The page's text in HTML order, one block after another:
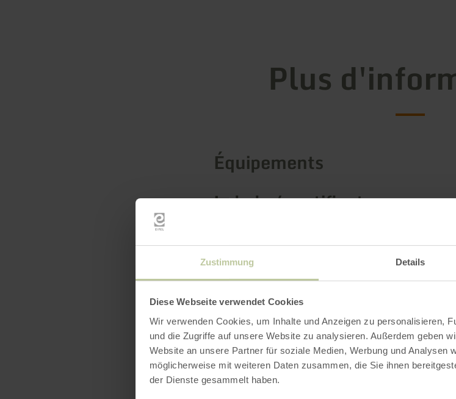
Zustimmung Details
Diese Webseite verwendet Cookies
Wir verwenden Cookies, um Inhalte und Anzeigen zu personalisieren,
und die Zugriffe auf unsere Website zu analysieren. Außerdem geben
Website an unsere Partner für soziale Medien, Werbung und Analysen
möglicherweise mit weiteren Daten zusammen, die Sie ihnen
der Dienste gesammelt haben.
Plus
Équipements
Labels / certificats